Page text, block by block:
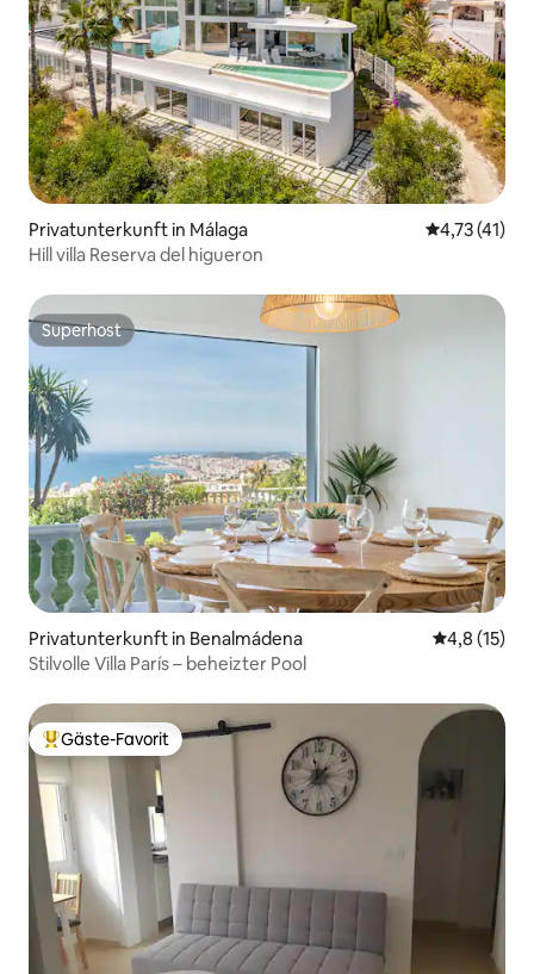
Privatunterkunft in Málaga
4,73 (41)
Hill villa Reserva del higueron
Superhost
Superhost
Privatunterkunft in Benalmádena
4,8 (15)
Stilvolle Villa París – beheizter Pool
Beliebter Gäste-Favorit.
Gäste-Favorit